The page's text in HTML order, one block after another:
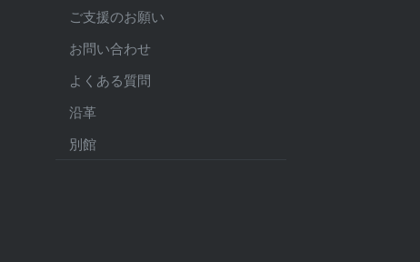
ご支援のお願い
お問い合わせ
よくある質問
沿革
別館